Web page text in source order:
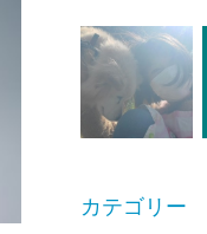
カテゴリー